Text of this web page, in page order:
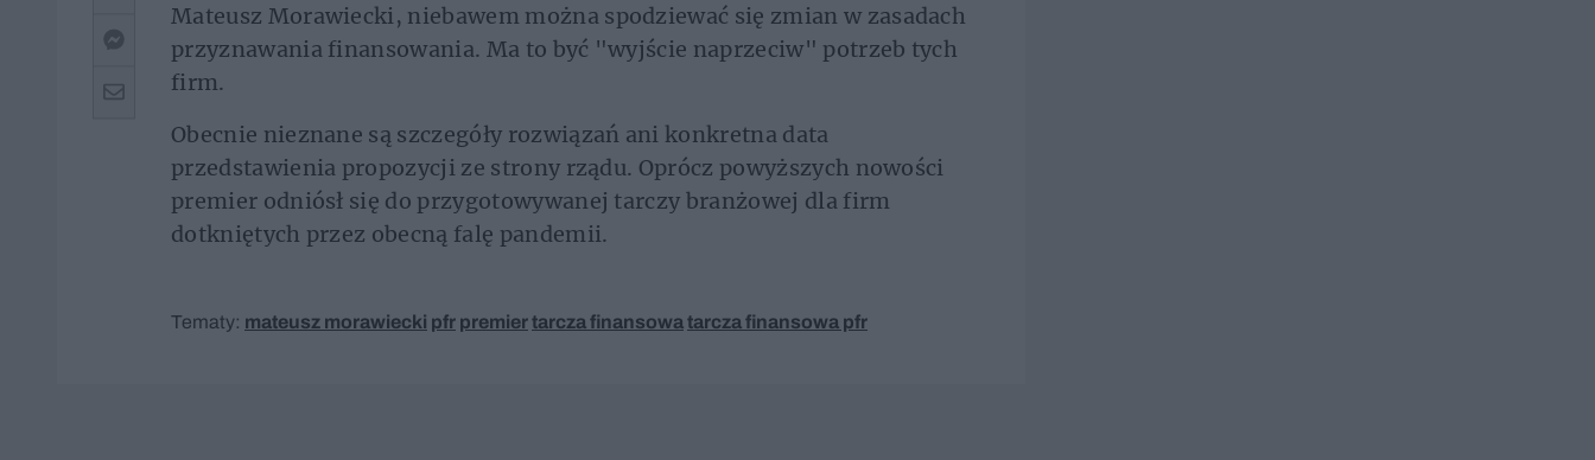
Mateusz Morawiecki, niebawem można spodziewać się zmian w zasadach
przyznawania finansowania. Ma to być "wyjście naprzeciw" potrzeb tych
firm.
Obecnie nieznane są szczegóły rozwiązań ani konkretna data
przedstawienia propozycji ze strony rządu. Oprócz powyższych nowości
premier odniósł się do przygotowywanej tarczy branżowej dla firm
dotkniętych przez obecną falę pandemii.
Tematy: mateusz morawiecki pfr premiertarcza finansowatarcza finansowa pfr